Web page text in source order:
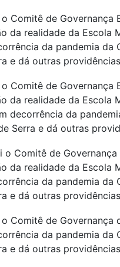
Comitê de Governança
da realidade da Escola
da pandemia da
e dá outras
Comitê de Governança
da realidade da Escola
decorrência da
Serra e dá outras
o Comitê de
da realidade da Escola
da pandemia da
e dá outras
Comitê de Governança
da pandemia da
e dá outras